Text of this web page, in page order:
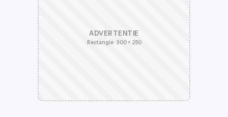
ADVERTENTIE
Rectangle · 300 × 250